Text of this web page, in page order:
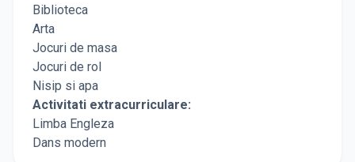
Biblioteca
Arta
Jocuri de masa
Jocuri de rol
Nisip si apa
Activitati extracurriculare:
Limba Engleza
Dans modern